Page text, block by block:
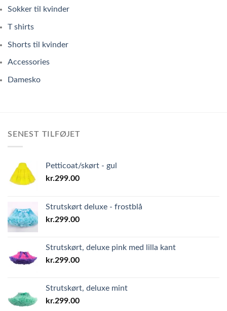
Sokker til kvinder
T shirts
Shorts til kvinder
Accessories
Damesko
SENEST TILFØJET
Petticoat/skørt - gul
kr.299.00
Strutskørt deluxe - frostblå
kr.299.00
Strutskørt, deluxe pink med lilla kant
kr.299.00
Strutskørt, deluxe mint
kr.299.00